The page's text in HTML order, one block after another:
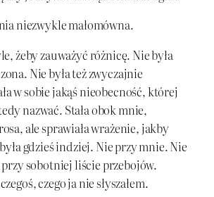
niezwykle małomówna.
żeby zauważyć różnicę. Nie była
Nie była też zwyczajnie
w sobie jakąś nieobecność, której
nazwać. Stała obok mnie,
ale sprawiała wrażenie, jakby
gdzieś indziej. Nie przy mnie. Nie
sobotniej liście przebojów.
czego ja nie słyszałem.